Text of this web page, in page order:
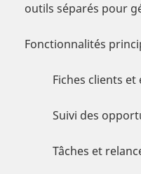
outils séparés pour
Fonctionnalités
Fiches clients
Suivi des
Tâches et